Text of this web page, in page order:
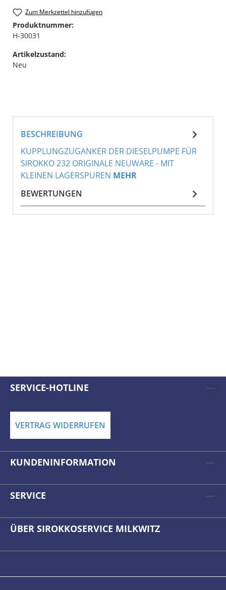
Zum Merkzettel hinzufügen
Produktnummer:
H-30031
Artikelzustand:
Neu
BESCHREIBUNG
KUPPLUNGZUGANKER DER DIESELPUMPE FÜR
SIROKKO 232 ORIGINALE NEUWARE - MIT
KLEINEN LAGERSPUREN MEHR
BEWERTUNGEN
SERVICE-HOTLINE
VERTRAG WIDERRUFEN
KUNDENINFORMATION
SERVICE
ÜBER SIROKKOSERVICE MILKWITZ